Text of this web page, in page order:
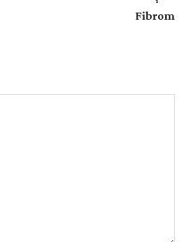
Fibrom